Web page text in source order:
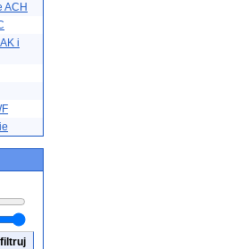
ACH
i